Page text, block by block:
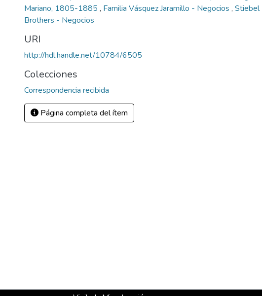
Mariano, 1805-1885 , Familia Vásquez Jaramillo - Negocios , Stiebel
Brothers - Negocios
URI
http://hdl.handle.net/10784/6505
Colecciones
Correspondencia recibida
Página completa del ítem